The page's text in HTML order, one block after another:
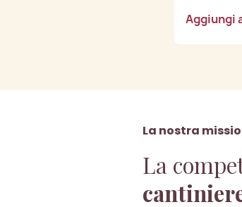
Aggiungi
La nostra
La